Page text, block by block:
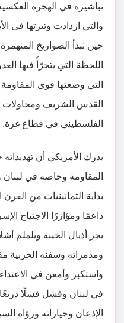
تباشيره في الهجرة
والتي ازدادت وتيرتها في
حين تبدأ الصواريخ
اللحظة التي يتجرّأُ فيها
التي وضعتها قوى
القدس الشريف
الفلسطيني في قطاع غزة.
يدرك الأمريكي أن
المقاومة وخاصة في
بداية الثمانينيات من
يجر أذيال الخيبة ويلملم
ومدمراته وسفنه
واستكبر وأمعن في
في لبنان وفشل فشلًا
الإذعان وخياراته ورؤاه